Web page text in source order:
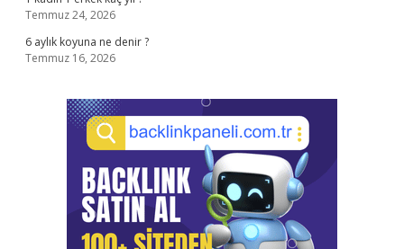
Temmuz 24, 2026
6 aylık koyuna ne denir ?
Temmuz 16, 2026